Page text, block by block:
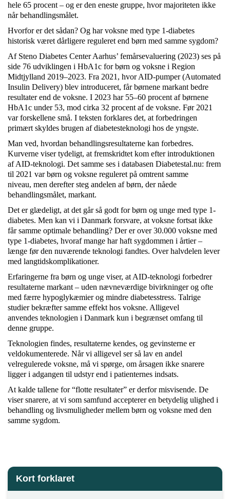
hele 65 procent – og er den eneste gruppe, hvor majoriteten ikke
når behandlingsmålet.
Hvorfor er det sådan? Og har voksne med type 1-diabetes
historisk været dårligere reguleret end børn med samme sygdom?
Af Steno Diabetes Center Aarhus’ femårsevaluering (2023) ses på
side 76 udviklingen i HbA1c for børn og voksne i Region
Midtjylland 2019–2023. Fra 2021, hvor AID-pumper (Automated
Insulin Delivery) blev introduceret, får børnene markant bedre
resultater end de voksne. I 2023 har 55–60 procent af børnene
HbA1c under 53, mod cirka 32 procent af de voksne. Før 2021
var forskellene små. I teksten forklares det, at forbedringen
primært skyldes brugen af diabetesteknologi hos de yngste.
Man ved, hvordan behandlingsresultaterne kan forbedres.
Kurverne viser tydeligt, at fremskridtet kom efter introduktionen
af AID-teknologi. Det samme ses i databasen Diabetestal.nu: frem
til 2021 var børn og voksne reguleret på omtrent samme
niveau, men derefter steg andelen af børn, der nåede
behandlingsmålet, markant.
Det er glædeligt, at det går så godt for børn og unge med type 1-
diabetes. Men kan vi i Danmark forsvare, at voksne fortsat ikke
får samme optimale behandling? Der er over 30.000 voksne med
type 1-diabetes, hvoraf mange har haft sygdommen i årtier –
længe før den nuværende teknologi fandtes. Over halvdelen lever
med langtidskomplikationer.
Erfaringerne fra børn og unge viser, at AID-teknologi forbedrer
resultaterne markant – uden nævneværdige bivirkninger og ofte
med færre hypoglykæmier og mindre diabetesstress. Talrige
studier bekræfter samme effekt hos voksne. Alligevel
anvendes teknologien i Danmark kun i begrænset omfang til
denne gruppe.
Teknologien findes, resultaterne kendes, og gevinsterne er
veldokumenterede. Når vi alligevel ser så lav en andel
velregulerede voksne, må vi spørge, om årsagen ikke snarere
ligger i adgangen til udstyr end i patienternes indsats.
At kalde tallene for “flotte resultater” er derfor misvisende. De
viser snarere, at vi som samfund accepterer en betydelig ulighed i
behandling og livsmuligheder mellem børn og voksne med den
samme sygdom.
Kort forklaret